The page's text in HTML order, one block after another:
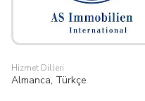
Hizmet Dilleri
Almanca, Türkçe